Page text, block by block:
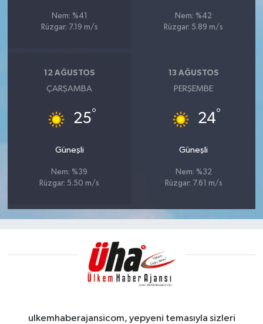
Nem: %41
Rüzgar: 7.19 m/s
Nem: %42
Rüzgar: 5.89 m/s
12 AĞUSTOS
ÇARŞAMBA
25°
Güneşli
Nem: %39
Rüzgar: 5.50 m/s
13 AĞUSTOS
PERŞEMBE
24°
Güneşli
Nem: %32
Rüzgar: 7.61 m/s
ulkemhaberajansicom, yepyeni temasıyla sizleri